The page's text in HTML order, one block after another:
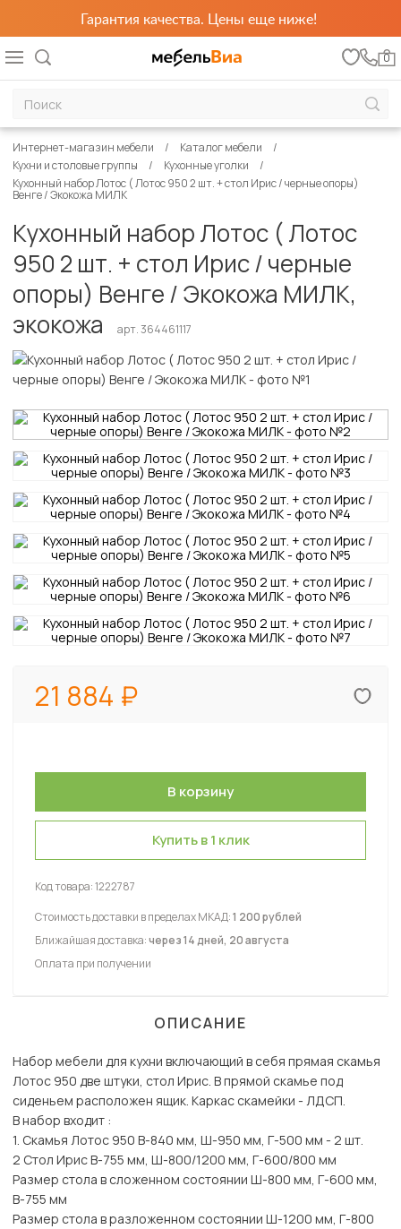
Гарантия качества. Цены еще ниже!
0
Интернет-магазин мебели
Каталог мебели
Кухни и столовые группы
Кухонные уголки
Кухонный набор Лотос ( Лотос 950 2 шт. + стол Ирис / черные опоры)
Венге / Экокожа МИЛК
Кухонный набор Лотос ( Лотос
950 2 шт. + стол Ирис / черные
опоры) Венге / Экокожа МИЛК,
экокожа
арт. 364461117
21 884
Купить в 1 клик
Код товара:1222787
Стоимость доставки в пределах МКАД:1 200 рублей
Ближайшая доставка:через 14 дней, 20 августа
Оплата при получении
ОПИСАНИЕ
Набор мебели для кухни включающий в себя прямая скамья
Лотос 950 две штуки, стол Ирис. В прямой скамье под
сиденьем расположен ящик. Каркас скамейки - ЛДСП.
В набор входит :
1. Скамья Лотос 950 В-840 мм, Ш-950 мм, Г-500 мм - 2 шт.
2 Стол Ирис В-755 мм, Ш-800/1200 мм, Г-600/800 мм
Размер стола в сложенном состоянии Ш-800 мм, Г-600 мм,
В-755 мм
Размер стола в разложенном состоянии Ш-1200 мм, Г-800